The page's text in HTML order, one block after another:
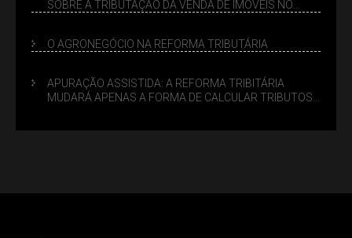
SOBRE A TRIBUTAÇÃO DA VENDA DE IMÓVEIS NO
O AGRONEGÓCIO NA REFORMA TRIBUTÁRIA
APURAÇÃO ASSISTIDA: A REFORMA TRIBITÁRIA
MUDARÁ APENAS A FORMA DE CALCULAR TRIBUTOS